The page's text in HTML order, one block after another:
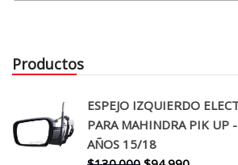
Productos
ESPEJO IZQUIERDO
PARA MAHINDRA PIK UP
AÑOS 15/18